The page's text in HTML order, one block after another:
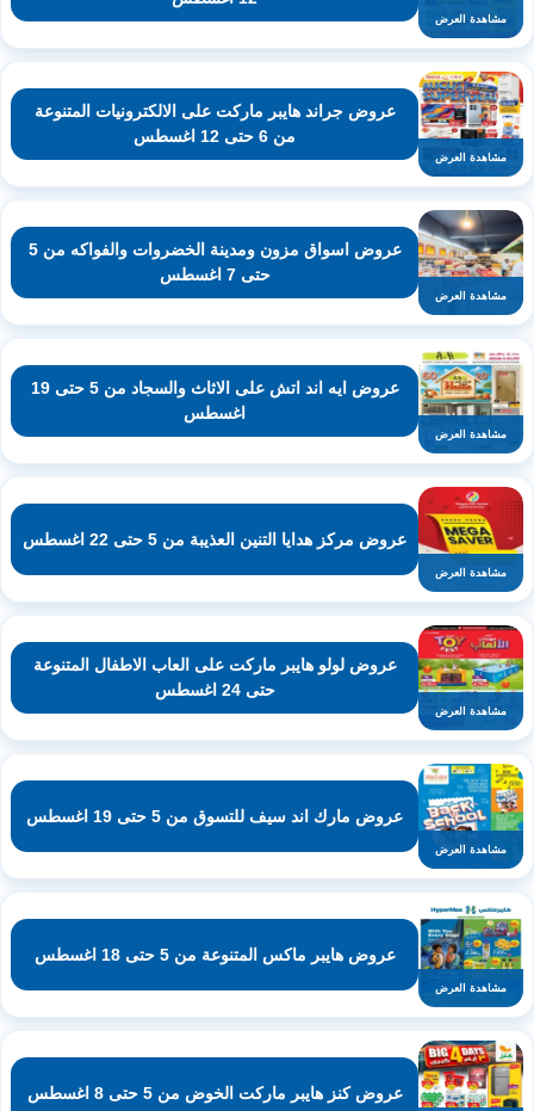
مشاهدة العرض
مشاهدة العرض
عروض جراند هايبر ماركت على الالكترونيات المتنوعة
من 6 حتى 12 اغسطس
مشاهدة العرض
عروض اسواق مزون ومدينة الخضروات والفواكه من 5
حتى 7 اغسطس
مشاهدة العرض
عروض ايه اند اتش على الاثاث والسجاد من 5 حتى 19
اغسطس
مشاهدة العرض
عروض مركز هدايا التنين العذيبة من 5 حتى 22 اغسطس
مشاهدة العرض
عروض لولو هايبر ماركت على العاب الاطفال المتنوعة
حتى 24 اغسطس
مشاهدة العرض
عروض مارك اند سيف للتسوق من 5 حتى 19 اغسطس
مشاهدة العرض
عروض هايبر ماكس المتنوعة من 5 حتى 18 اغسطس
عروض كنز هايبر ماركت الخوض من 5 حتى 8 اغسطس